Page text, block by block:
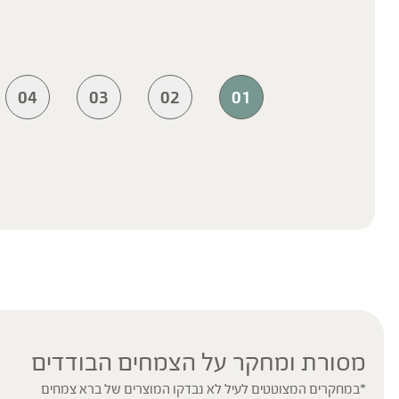
01
02
03
04
מסורת ומחקר על הצמחים הבודדים
*במחקרים המצוטטים לעיל לא נבדקו המוצרים של ברא צמחים